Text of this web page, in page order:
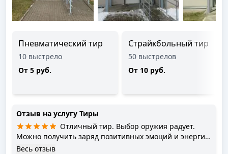
Пневматический тир
10 выстрело
От 5 руб.
Страйкбольный тир
50 выстрелов
От 10 руб.
Отзыв на услугу Тиры
Отличный тир. Выбор оружия радует.
Можно получить заряд позитивных эмоций и энергии.
Рекомендую, как отличное место!
Весь отзыв